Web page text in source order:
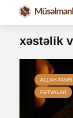
xəstəlik
ALLAH-
FƏTVALAR